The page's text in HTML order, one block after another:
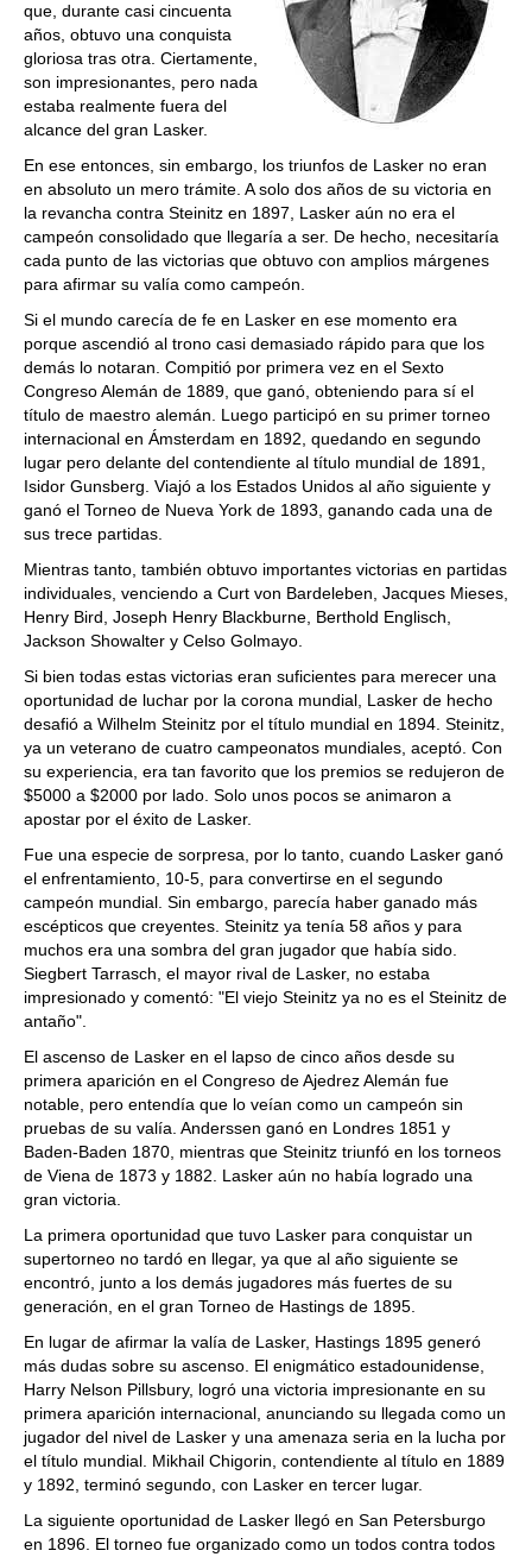
que, durante casi cincuenta
años, obtuvo una conquista
gloriosa tras otra. Ciertamente,
son impresionantes, pero nada
estaba realmente fuera del
alcance del gran Lasker.
En ese entonces, sin embargo, los triunfos de Lasker no eran
en absoluto un mero trámite. A solo dos años de su victoria en
la revancha contra Steinitz en 1897, Lasker aún no era el
campeón consolidado que llegaría a ser. De hecho, necesitaría
cada punto de las victorias que obtuvo con amplios márgenes
para afirmar su valía como campeón.
Si el mundo carecía de fe en Lasker en ese momento era
porque ascendió al trono casi demasiado rápido para que los
demás lo notaran. Compitió por primera vez en el Sexto
Congreso Alemán de 1889, que ganó, obteniendo para sí el
título de maestro alemán. Luego participó en su primer torneo
internacional en Ámsterdam en 1892, quedando en segundo
lugar pero delante del contendiente al título mundial de 1891,
Isidor Gunsberg. Viajó a los Estados Unidos al año siguiente y
ganó el Torneo de Nueva York de 1893, ganando cada una de
sus trece partidas.
Mientras tanto, también obtuvo importantes victorias en partidas
individuales, venciendo a Curt von Bardeleben, Jacques Mieses,
Henry Bird, Joseph Henry Blackburne, Berthold Englisch,
Jackson Showalter y Celso Golmayo.
Si bien todas estas victorias eran suficientes para merecer una
oportunidad de luchar por la corona mundial, Lasker de hecho
desafió a Wilhelm Steinitz por el título mundial en 1894. Steinitz,
ya un veterano de cuatro campeonatos mundiales, aceptó. Con
su experiencia, era tan favorito que los premios se redujeron de
$5000 a $2000 por lado. Solo unos pocos se animaron a
apostar por el éxito de Lasker.
Fue una especie de sorpresa, por lo tanto, cuando Lasker ganó
el enfrentamiento, 10-5, para convertirse en el segundo
campeón mundial. Sin embargo, parecía haber ganado más
escépticos que creyentes. Steinitz ya tenía 58 años y para
muchos era una sombra del gran jugador que había sido.
Siegbert Tarrasch, el mayor rival de Lasker, no estaba
impresionado y comentó: "El viejo Steinitz ya no es el Steinitz de
antaño".
El ascenso de Lasker en el lapso de cinco años desde su
primera aparición en el Congreso de Ajedrez Alemán fue
notable, pero entendía que lo veían como un campeón sin
pruebas de su valía. Anderssen ganó en Londres 1851 y
Baden-Baden 1870, mientras que Steinitz triunfó en los torneos
de Viena de 1873 y 1882. Lasker aún no había logrado una
gran victoria.
La primera oportunidad que tuvo Lasker para conquistar un
supertorneo no tardó en llegar, ya que al año siguiente se
encontró, junto a los demás jugadores más fuertes de su
generación, en el gran Torneo de Hastings de 1895.
En lugar de afirmar la valía de Lasker, Hastings 1895 generó
más dudas sobre su ascenso. El enigmático estadounidense,
Harry Nelson Pillsbury, logró una victoria impresionante en su
primera aparición internacional, anunciando su llegada como un
jugador del nivel de Lasker y una amenaza seria en la lucha por
el título mundial. Mikhail Chigorin, contendiente al título en 1889
y 1892, terminó segundo, con Lasker en tercer lugar.
La siguiente oportunidad de Lasker llegó en San Petersburgo
en 1896. El torneo fue organizado como un todos contra todos